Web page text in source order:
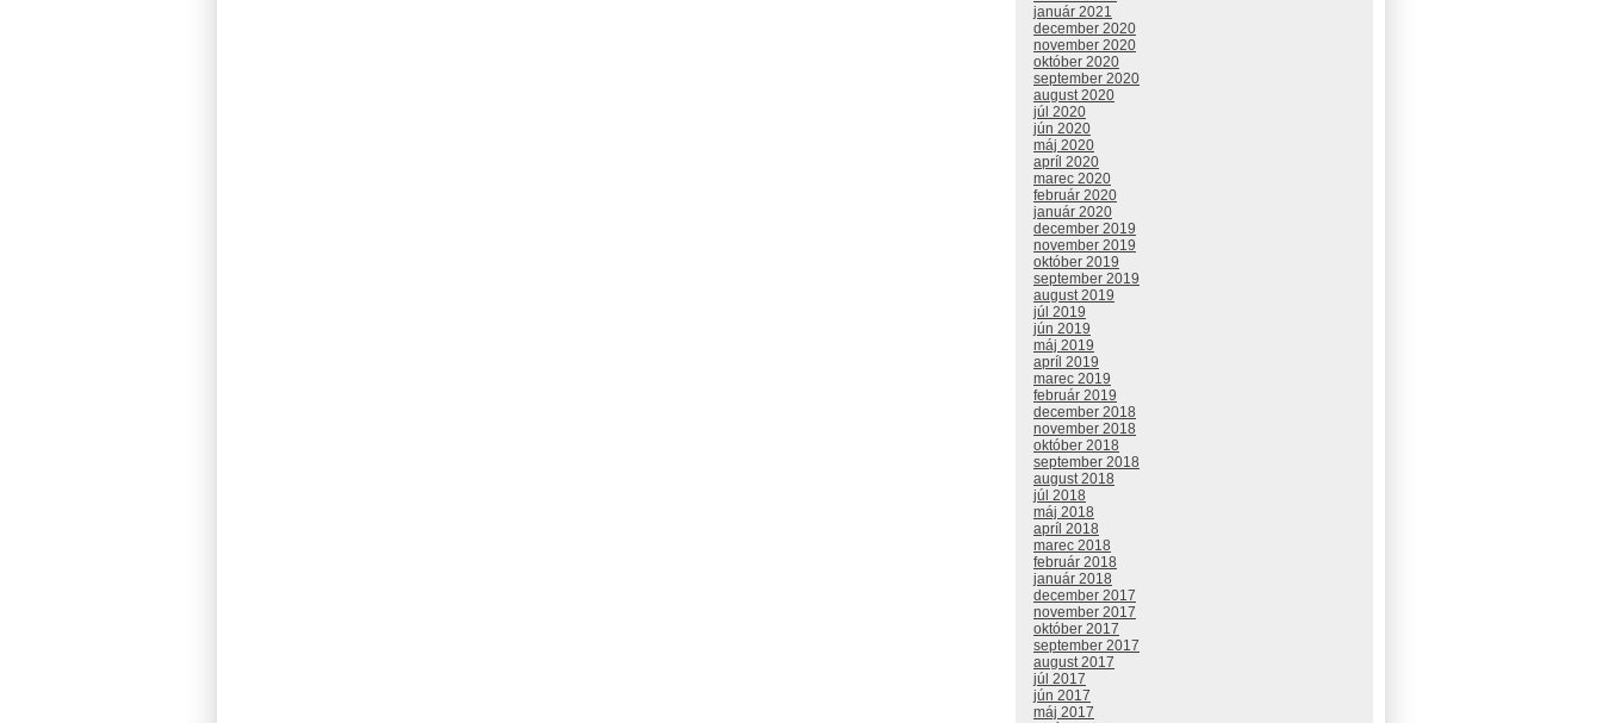
január 2021
december 2020
november 2020
október 2020
september 2020
august 2020
júl 2020
jún 2020
máj 2020
apríl 2020
marec 2020
február 2020
január 2020
december 2019
november 2019
október 2019
september 2019
august 2019
júl 2019
jún 2019
máj 2019
apríl 2019
marec 2019
február 2019
december 2018
november 2018
október 2018
september 2018
august 2018
júl 2018
máj 2018
apríl 2018
marec 2018
február 2018
január 2018
december 2017
november 2017
október 2017
september 2017
august 2017
júl 2017
jún 2017
máj 2017